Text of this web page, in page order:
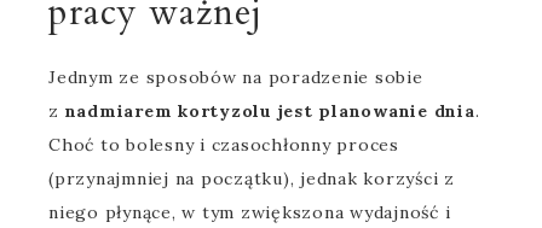
pracy ważnej
Jednym ze sposobów na poradzenie sobie
z nadmiarem kortyzolu jest planowanie dnia.
Choć to bolesny i czasochłonny proces
(przynajmniej na początku), jednak korzyści z
niego płynące, w tym zwiększona wydajność i